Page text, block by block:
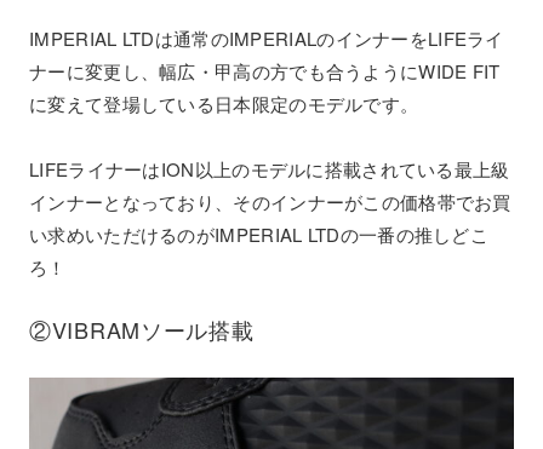
IMPERIAL LTDは通常のIMPERIALのインナーをLIFEライ
ナーに変更し、幅広・甲高の方でも合うようにWIDE FIT
に変えて登場している日本限定のモデルです。
LIFEライナーはION以上のモデルに搭載されている最上級
インナーとなっており、そのインナーがこの価格帯でお買
い求めいただけるのがIMPERIAL LTDの一番の推しどこ
ろ！
②VIBRAMソール搭載